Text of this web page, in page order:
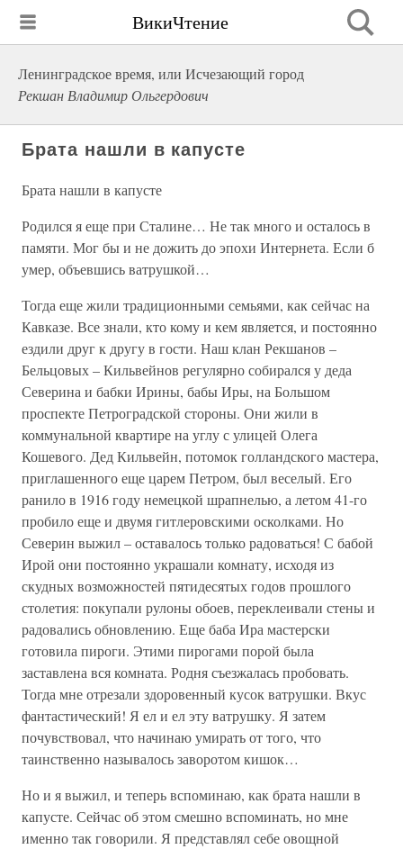
ВикиЧтение
Ленинградское время, или Исчезающий город
Рекшан Владимир Ольгердович
Брата нашли в капусте
Брата нашли в капусте
Родился я еще при Сталине… Не так много и осталось в
памяти. Мог бы и не дожить до эпохи Интернета. Если б
умер, объевшись ватрушкой…
Тогда еще жили традиционными семьями, как сейчас на
Кавказе. Все знали, кто кому и кем является, и постоянно
ездили друг к другу в гости. Наш клан Рекшанов –
Бельцовых – Кильвейнов регулярно собирался у деда
Северина и бабки Ирины, бабы Иры, на Большом
проспекте Петроградской стороны. Они жили в
коммунальной квартире на углу с улицей Олега
Кошевого. Дед Кильвейн, потомок голландского мастера,
приглашенного еще царем Петром, был веселый. Его
ранило в 1916 году немецкой шрапнелью, а летом 41-го
пробило еще и двумя гитлеровскими осколками. Но
Северин выжил – оставалось только радоваться! С бабой
Ирой они постоянно украшали комнату, исходя из
скудных возможностей пятидесятых годов прошлого
столетия: покупали рулоны обоев, переклеивали стены и
радовались обновлению. Еще баба Ира мастерски
готовила пироги. Этими пирогами порой была
заставлена вся комната. Родня съезжалась пробовать.
Тогда мне отрезали здоровенный кусок ватрушки. Вкус
фантастический! Я ел и ел эту ватрушку. Я затем
почувствовал, что начинаю умирать от того, что
таинственно называлось заворотом кишок…
Но и я выжил, и теперь вспоминаю, как брата нашли в
капусте. Сейчас об этом смешно вспоминать, но мне
именно так говорили. Я представлял себе овощной